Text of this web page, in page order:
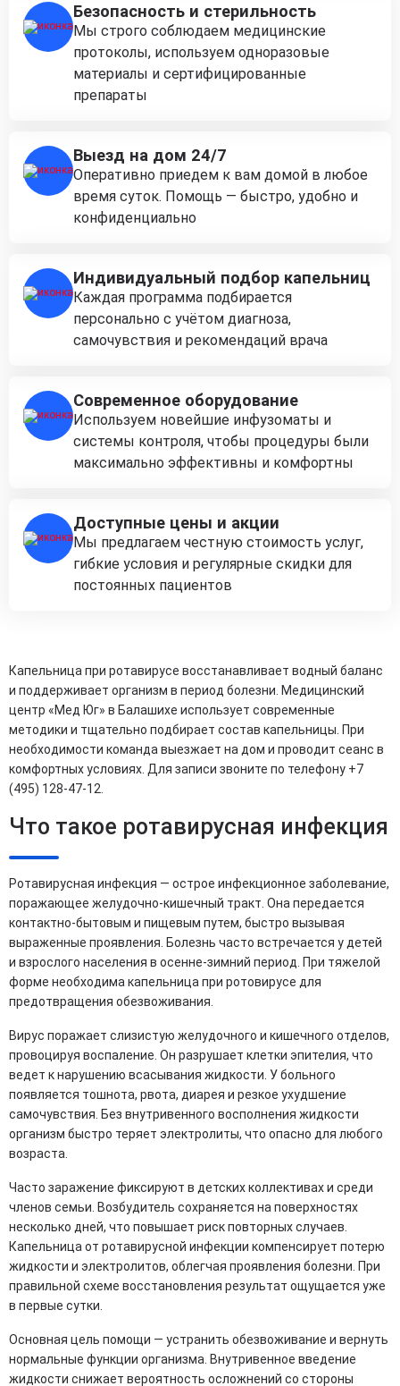
Безопасность и стерильность
Мы строго соблюдаем медицинские
протоколы, используем одноразовые
материалы и сертифицированные
препараты
Выезд на дом 24/7
Оперативно приедем к вам домой в любое
время суток. Помощь — быстро, удобно и
конфиденциально
Индивидуальный подбор капельниц
Каждая программа подбирается
персонально с учётом диагноза,
самочувствия и рекомендаций врача
Современное оборудование
Используем новейшие инфузоматы и
системы контроля, чтобы процедуры были
максимально эффективны и комфортны
Доступные цены и акции
Мы предлагаем честную стоимость услуг,
гибкие условия и регулярные скидки для
постоянных пациентов
Капельница при ротавирусе восстанавливает водный баланс
и поддерживает организм в период болезни. Медицинский
центр «Мед Юг» в Балашихе использует современные
методики и тщательно подбирает состав капельницы. При
необходимости команда выезжает на дом и проводит сеанс в
комфортных условиях. Для записи звоните по телефону +7
(495) 128-47-12.
Что такое ротавирусная инфекция
Ротавирусная инфекция — острое инфекционное заболевание,
поражающее желудочно-кишечный тракт. Она передается
контактно-бытовым и пищевым путем, быстро вызывая
выраженные проявления. Болезнь часто встречается у детей
и взрослого населения в осенне-зимний период. При тяжелой
форме необходима капельница при ротовирусе для
предотвращения обезвоживания.
Вирус поражает слизистую желудочного и кишечного отделов,
провоцируя воспаление. Он разрушает клетки эпителия, что
ведет к нарушению всасывания жидкости. У больного
появляется тошнота, рвота, диарея и резкое ухудшение
самочувствия. Без внутривенного восполнения жидкости
организм быстро теряет электролиты, что опасно для любого
возраста.
Часто заражение фиксируют в детских коллективах и среди
членов семьи. Возбудитель сохраняется на поверхностях
несколько дней, что повышает риск повторных случаев.
Капельница от ротавирусной инфекции компенсирует потерю
жидкости и электролитов, облегчая проявления болезни. При
правильной схеме восстановления результат ощущается уже
в первые сутки.
Основная цель помощи — устранить обезвоживание и вернуть
нормальные функции организма. Внутривенное введение
жидкости снижает вероятность осложнений со стороны